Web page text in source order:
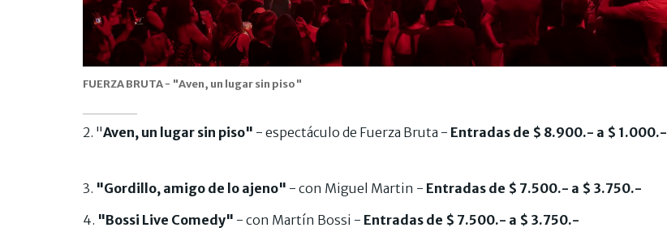
FUERZA BRUTA - "Aven, un lugar sin piso"
2. "Aven, un lugar sin piso" - espectáculo de Fuerza Bruta - Entradas de $ 8.900.- a $ 1.000.-
3. "Gordillo, amigo de lo ajeno" - con Miguel Martin - Entradas de $ 7.500.- a $ 3.750.-
4. "Bossi Live Comedy" - con Martín Bossi - Entradas de $ 7.500.- a $ 3.750.-